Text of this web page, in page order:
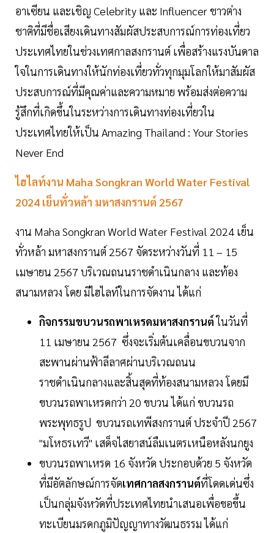
อาเซียน และเชิญ Celebrity และ Influencer ชาวต่าง
ชาติที่มีชื่อเสียงเดินทางสัมผัสประสบการณ์การท่องเที่ยว
ประเทศไทยในช่วงเทศกาลสงกรานต์ เพื่อสร้างแรงบันดาล
ใจในการเดินทางให้นักท่องเที่ยวทั่วทุกมุมโลกให้มาสัมผัส
ประสบการณ์ที่มีคุณค่าและความหมาย พร้อมส่งต่อความ
รู้สึกที่เกิดขึ้นในระหว่างการเดินทางท่องเที่ยวใน
ประเทศไทยให้เป็น Amazing Thailand : Your Stories
Never End
ไฮไลท์งาน Maha Songkran World Water Festival
2024 เย็นทั่วหล้า มหาสงกรานต์ 2567
งาน Maha Songkran World Water Festival 2024 เย็น
ทั่วหล้า มหาสงกรานต์ 2567 จัดระหว่างวันที่ 11 – 15
เมษายน 2567 บริเวณถนนราชดำเนินกลาง และท้อง
สนามหลวง โดย มีไฮไลท์ในการจัดงาน ได้แก่
กิจกรรมขบวนรถพาเหรดมหาสงกรานต์ในวันที่
11 เมษายน 2567 ซึ่งจะเริ่มต้นเคลื่อนขบวนจาก
สะพานผ่านฟ้าลีลาศผ่านบริเวณถนน
ราชดำเนินกลางและสิ้นสุดที่ท้องสนามหลวง โดยมี
ขบวนรถพาเหรดกว่า 20 ขบวน ได้แก่ ขบวนรถ
พระพุทธรูป ขบวนรถเทพีสงกรานต์ ประจำปี 2567
"มโหธรเทวี" เสด็จไสยาสน์ลืมเนตรเหนือหลังนกยูง
ขบวนรถพาเหรด 16 จังหวัด ประกอบด้วย 5 จังหวัด
ที่มีอัตลักษณ์การจัดเทศกาลสงกรานต์ที่โดดเด่นซึ่ง
เป็นกลุ่มจังหวัดที่ประเทศไทยนำเสนอเพื่อขอขึ้น
ทะเบียนมรดกภูมิปัญญาทางวัฒนธรรม ได้แก่